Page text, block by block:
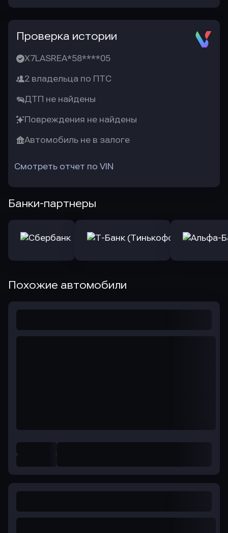
Проверка истории
X7LASREA*58****05
2 владельца по ПТС
ДТП не найдены
Повреждения не найдены
Автомобиль не в залоге
Смотреть отчет по VIN
Банки-партнеры
Похожие автомобили